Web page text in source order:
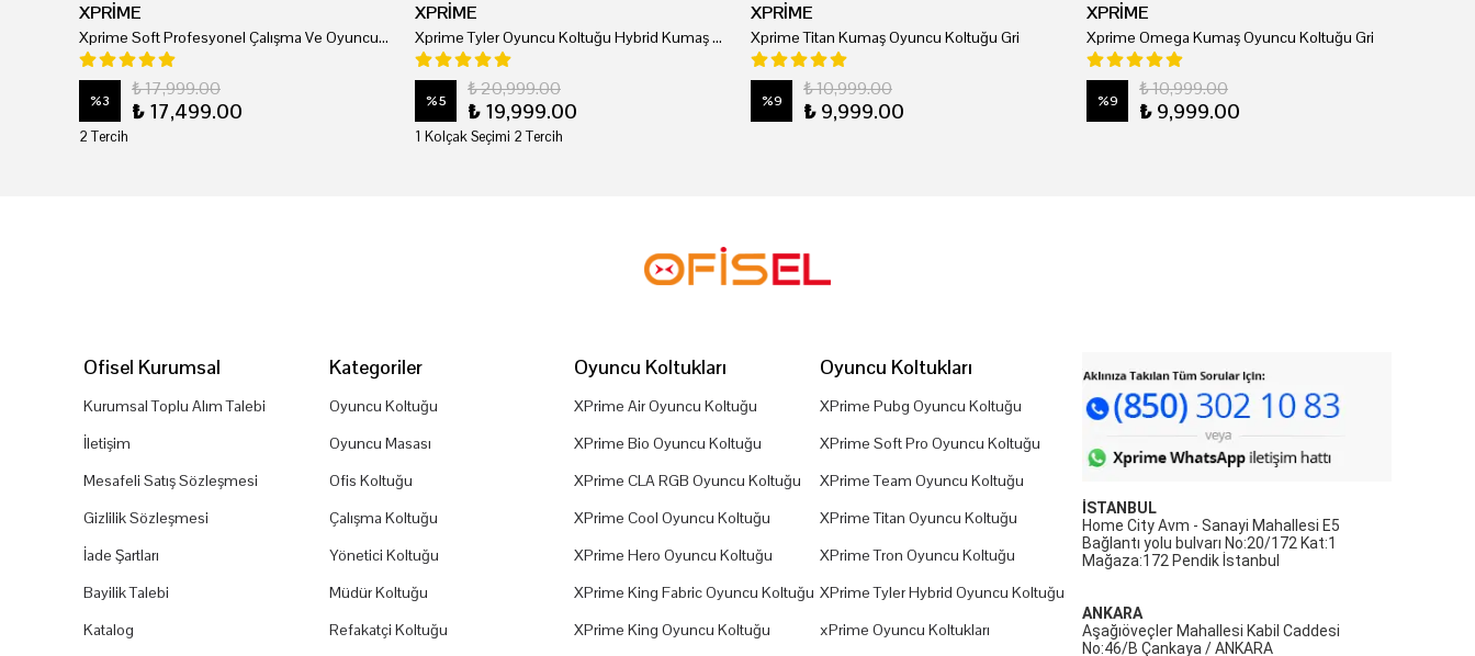
XPRİME
Xprime Soft Profesyonel Çalışma Ve Oyuncu Koltuğu
%3
₺ 17,999.00
₺ 17,499.00
2 Tercih
XPRİME
Xprime Tyler Oyuncu Koltuğu Hybrid Kumaş Kırmızı
%5
₺ 20,999.00
₺ 19,999.00
1 Kolçak Seçimi 2 Tercih
XPRİME
Xprime Titan Kumaş Oyuncu Koltuğu Gri
%9
₺ 10,999.00
₺ 9,999.00
XPRİME
Xprime Omega Kumaş Oyuncu Koltuğu Gri
%9
₺ 10,999.00
₺ 9,999.00
Ofisel Kurumsal
Kurumsal Toplu Alım Talebi
İletişim
Mesafeli Satış Sözleşmesi
Gizlilik Sözleşmesi
İade Şartları
Bayilik Talebi
Katalog
Kategoriler
Oyuncu Koltuğu
Oyuncu Masası
Ofis Koltuğu
Çalışma Koltuğu
Yönetici Koltuğu
Müdür Koltuğu
Refakatçi Koltuğu
Oyuncu Koltukları
XPrime Air Oyuncu Koltuğu
XPrime Bio Oyuncu Koltuğu
XPrime CLA RGB Oyuncu Koltuğu
XPrime Cool Oyuncu Koltuğu
XPrime Hero Oyuncu Koltuğu
XPrime King Fabric Oyuncu Koltuğu
XPrime King Oyuncu Koltuğu
Oyuncu Koltukları
XPrime Pubg Oyuncu Koltuğu
XPrime Soft Pro Oyuncu Koltuğu
XPrime Team Oyuncu Koltuğu
XPrime Titan Oyuncu Koltuğu
XPrime Tron Oyuncu Koltuğu
XPrime Tyler Hybrid Oyuncu Koltuğu
xPrime Oyuncu Koltukları
İSTANBUL
Home City Avm - Sanayi Mahallesi E5
Bağlantı yolu bulvarı No:20/172 Kat:1
Mağaza:172 Pendik İstanbul
ANKARA
Aşağıöveçler Mahallesi Kabil Caddesi
No:46/B Çankaya / ANKARA